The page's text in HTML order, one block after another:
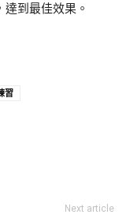
到最佳效果。
習
Next article